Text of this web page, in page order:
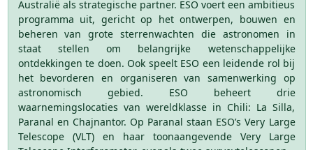
Australië als strategische partner. ESO voert een ambitieus
programma uit, gericht op het ontwerpen, bouwen en
beheren van grote sterrenwachten die astronomen in
staat stellen om belangrijke wetenschappelijke
ontdekkingen te doen. Ook speelt ESO een leidende rol bij
het bevorderen en organiseren van samenwerking op
astronomisch gebied. ESO beheert drie
waarnemingslocaties van wereldklasse in Chili: La Silla,
Paranal en Chajnantor. Op Paranal staan ESO’s Very Large
Telescope (VLT) en haar toonaangevende Very Large